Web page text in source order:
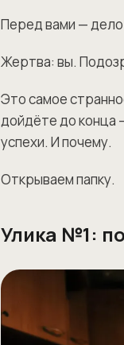
Перед вами —
Жертва: вы.
Это самое
дойдёте до конца
успехи. И почему.
Открываем папку.
Улика №1: